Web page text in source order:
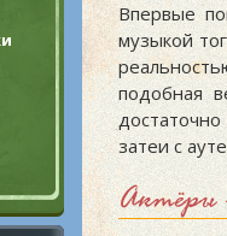
Впервые
музыкой
подобная
затеи с
Актёры